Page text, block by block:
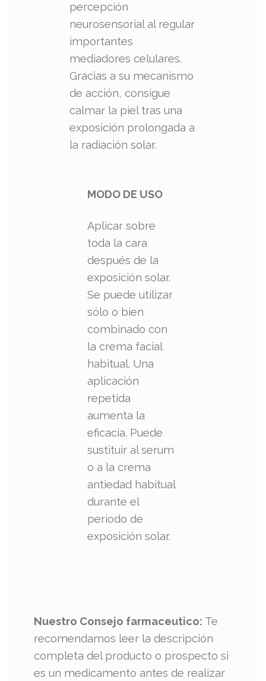
percepción
neurosensorial al regular
importantes
mediadores celulares.
Gracias a su mecanismo
de acción, consigue
calmar la piel tras una
exposición prolongada a
la radiación solar.
MODO DE USO
Aplicar sobre
toda la cara
después de la
exposición solar.
Se puede utilizar
sólo o bien
combinado con
la crema facial
habitual. Una
aplicación
repetida
aumenta la
eficacia. Puede
sustituir al serum
o a la crema
antiedad habitual
durante el
periodo de
exposición solar.
Nuestro Consejo farmaceutico: Te
recomendamos leer la descripción
completa del producto o prospecto si
es un medicamento antes de realizar